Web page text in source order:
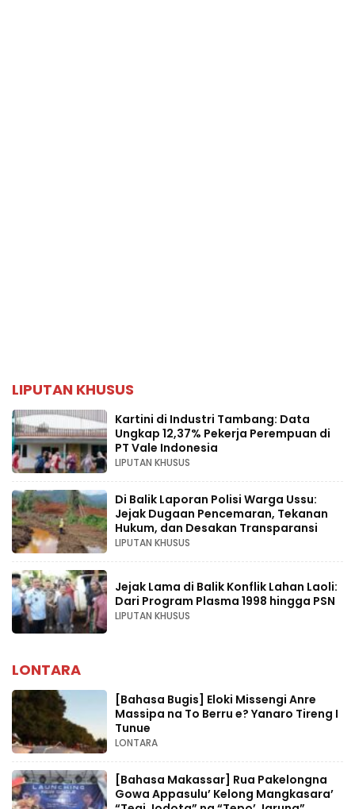
LIPUTAN KHUSUS
Kartini di Industri Tambang: Data
Ungkap 12,37% Pekerja Perempuan di
PT Vale Indonesia
LIPUTAN KHUSUS
Di Balik Laporan Polisi Warga Ussu:
Jejak Dugaan Pencemaran, Tekanan
Hukum, dan Desakan Transparansi
LIPUTAN KHUSUS
Jejak Lama di Balik Konflik Lahan Laoli:
Dari Program Plasma 1998 hingga PSN
LIPUTAN KHUSUS
LONTARA
[Bahasa Bugis] ‎Eloki Missengi Anre
Massipa na To Berru e? Yanaro Tireng I
Tunue
LONTARA
[Bahasa Makassar] Rua Pakelongna
Gowa Appasulu’ Kelong Mangkasara’